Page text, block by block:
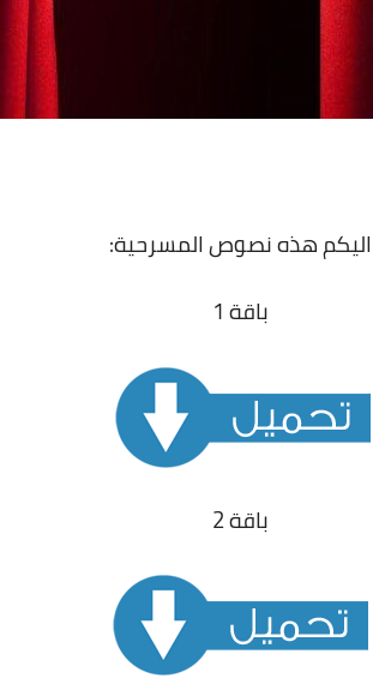
اليكم هذه نصوص المسرحية:
باقة 1
باقة 2